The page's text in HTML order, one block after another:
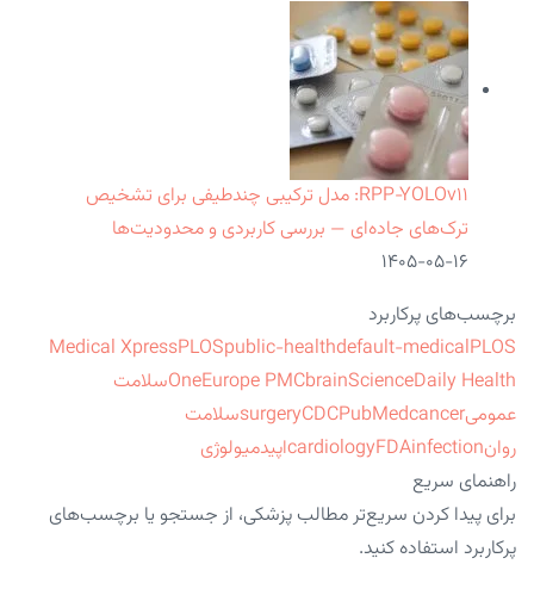
RPP‑YOLOv۱۱: مدل ترکیبی چندطیفی برای تشخیص
ترک‌های جاده‌ای — بررسی کاربردی و محدودیت‌ها
۱۴۰۵-۰۵-۱۶
برچسب‌های پرکاربرد
Medical XpressPLOSpublic-healthdefault-medicalPLOS
OneEurope PMCbrainScienceDaily Health
سلامت
عمومی
surgeryCDCPubMedcancer
سلامت
روان
cardiologyFDAinfection
اپیدمیولوژی
راهنمای سریع
برای پیدا کردن سریع‌تر مطالب پزشکی، از جستجو یا برچسب‌های
پرکاربرد استفاده کنید.